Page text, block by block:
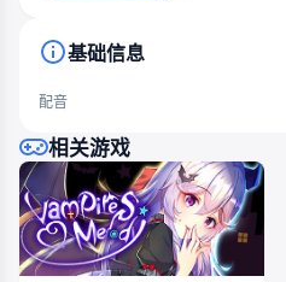
相关游戏
基础信息
配音